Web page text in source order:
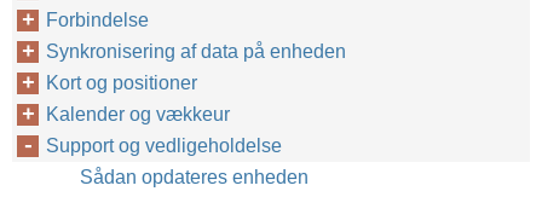
Forbindelse
Synkronisering af data på enheden
Kort og positioner
Kalender og vækkeur
Support og vedligeholdelse
Sådan opdateres enheden